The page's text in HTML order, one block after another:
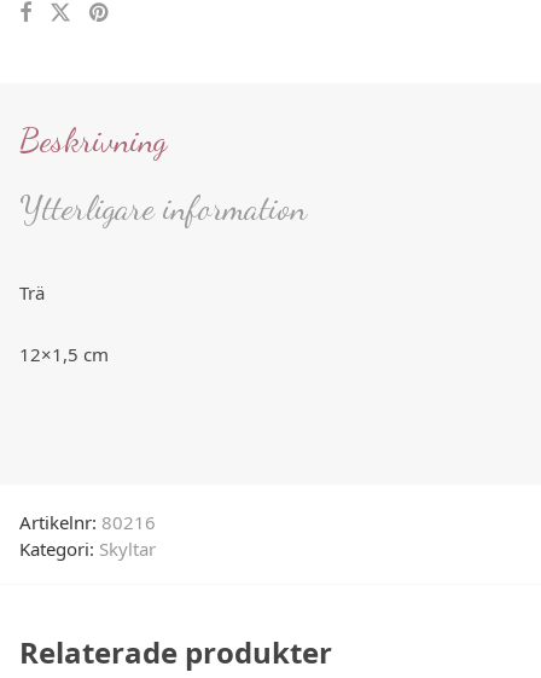
Beskrivning
Ytterligare information
Trä
12×1,5 cm
Artikelnr: 80216
Kategori: Skyltar
Relaterade produkter